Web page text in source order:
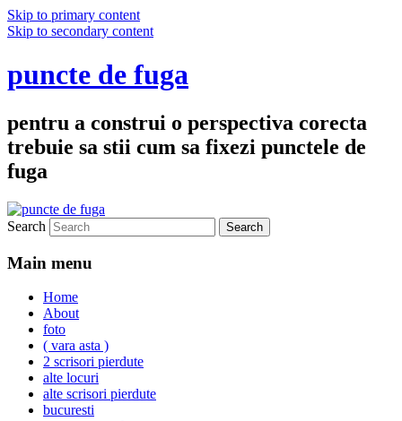
Skip to primary content
Skip to secondary content
puncte de fuga
pentru a construi o perspectiva corecta
trebuie sa stii cum sa fixezi punctele de
fuga
Search
Main menu
Home
About
foto
( vara asta )
2 scrisori pierdute
alte locuri
alte scrisori pierdute
bucuresti